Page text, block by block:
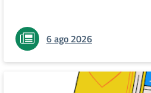
6 ago 2026